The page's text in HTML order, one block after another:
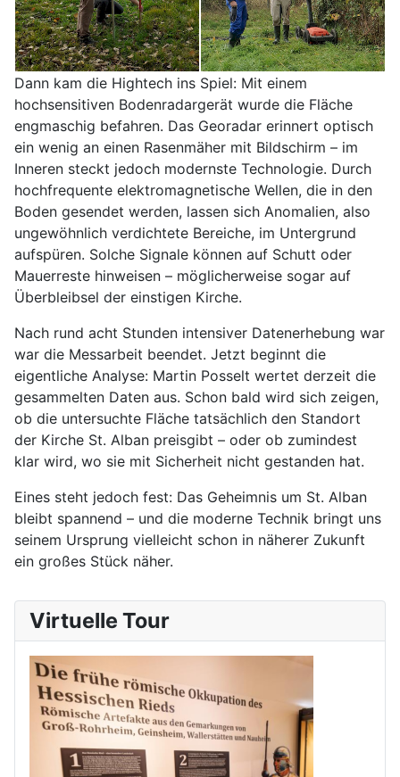
Dann kam die Hightech ins Spiel: Mit einem
hochsensitiven Bodenradargerät wurde die Fläche
engmaschig befahren. Das Georadar erinnert optisch
ein wenig an einen Rasenmäher mit Bildschirm – im
Inneren steckt jedoch modernste Technologie. Durch
hochfrequente elektromagnetische Wellen, die in den
Boden gesendet werden, lassen sich Anomalien, also
ungewöhnlich verdichtete Bereiche, im Untergrund
aufspüren. Solche Signale können auf Schutt oder
Mauerreste hinweisen – möglicherweise sogar auf
Überbleibsel der einstigen Kirche.
Nach rund acht Stunden intensiver Datenerhebung war
war die Messarbeit beendet. Jetzt beginnt die
eigentliche Analyse: Martin Posselt wertet derzeit die
gesammelten Daten aus. Schon bald wird sich zeigen,
ob die untersuchte Fläche tatsächlich den Standort
der Kirche St. Alban preisgibt – oder ob zumindest
klar wird, wo sie mit Sicherheit nicht gestanden hat.
Eines steht jedoch fest: Das Geheimnis um St. Alban
bleibt spannend – und die moderne Technik bringt uns
seinem Ursprung vielleicht schon in näherer Zukunft
ein großes Stück näher.
Virtuelle Tour